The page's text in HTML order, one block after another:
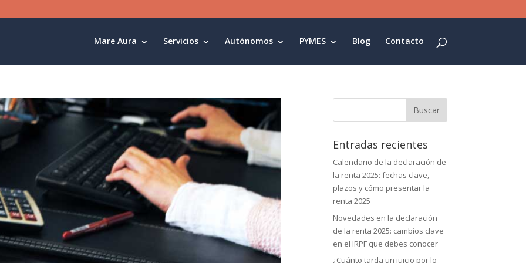
Mare Aura Servicios Autónomos PYMES Blog Contacto
Buscar:
Entradas recientes
Calendario de la declaración de
la renta 2025: fechas clave,
plazos y cómo presentar la
renta 2025
Novedades en la declaración
de la renta 2025: cambios clave
en el IRPF que debes conocer
¿Cuánto tarda un juicio por lo